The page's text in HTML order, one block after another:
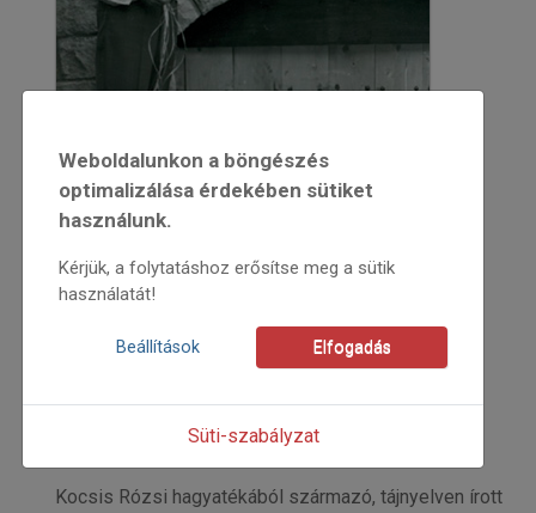
2013/5
Kezdőoldal: 32
Kocsis Rózsi hagyatékából származó, tájnyelven írott
Weboldalunkon a böngészés
optimalizálása érdekében sütiket
használunk.
Kérjük, a folytatáshoz erősítse meg a sütik
használatát!
Beállítások Elfogadás
Süti-szabályzat